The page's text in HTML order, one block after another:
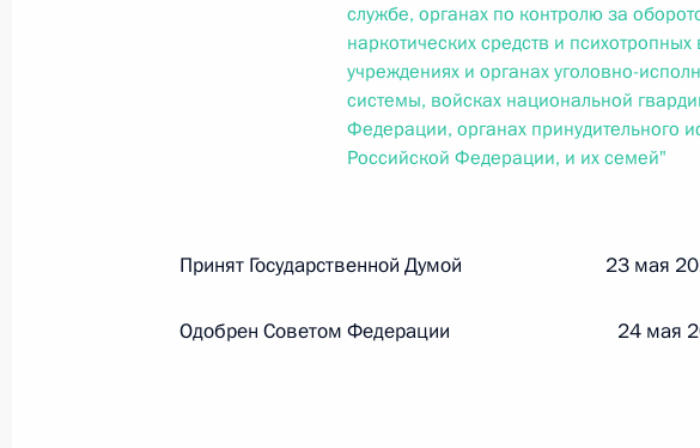
Федеральный закон от 26.07.2026 г. № 263-ФЗ
О внесении изменений в статью 12 Федерального закона «О
службе, органах по контролю за
наркотических средств и
учреждениях и органах уголовно-
системы, войсках национальной
Федерации, органах принудительного
Российской Федерации, и их семей"
Принят Государственной Думой 23 мая
Одобрен Советом Федерации 24 мая